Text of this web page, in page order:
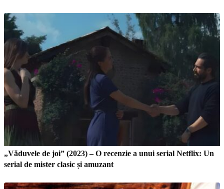
„Văduvele de joi” (2023) – O recenzie a unui serial Netflix: Un
serial de mister clasic și amuzant